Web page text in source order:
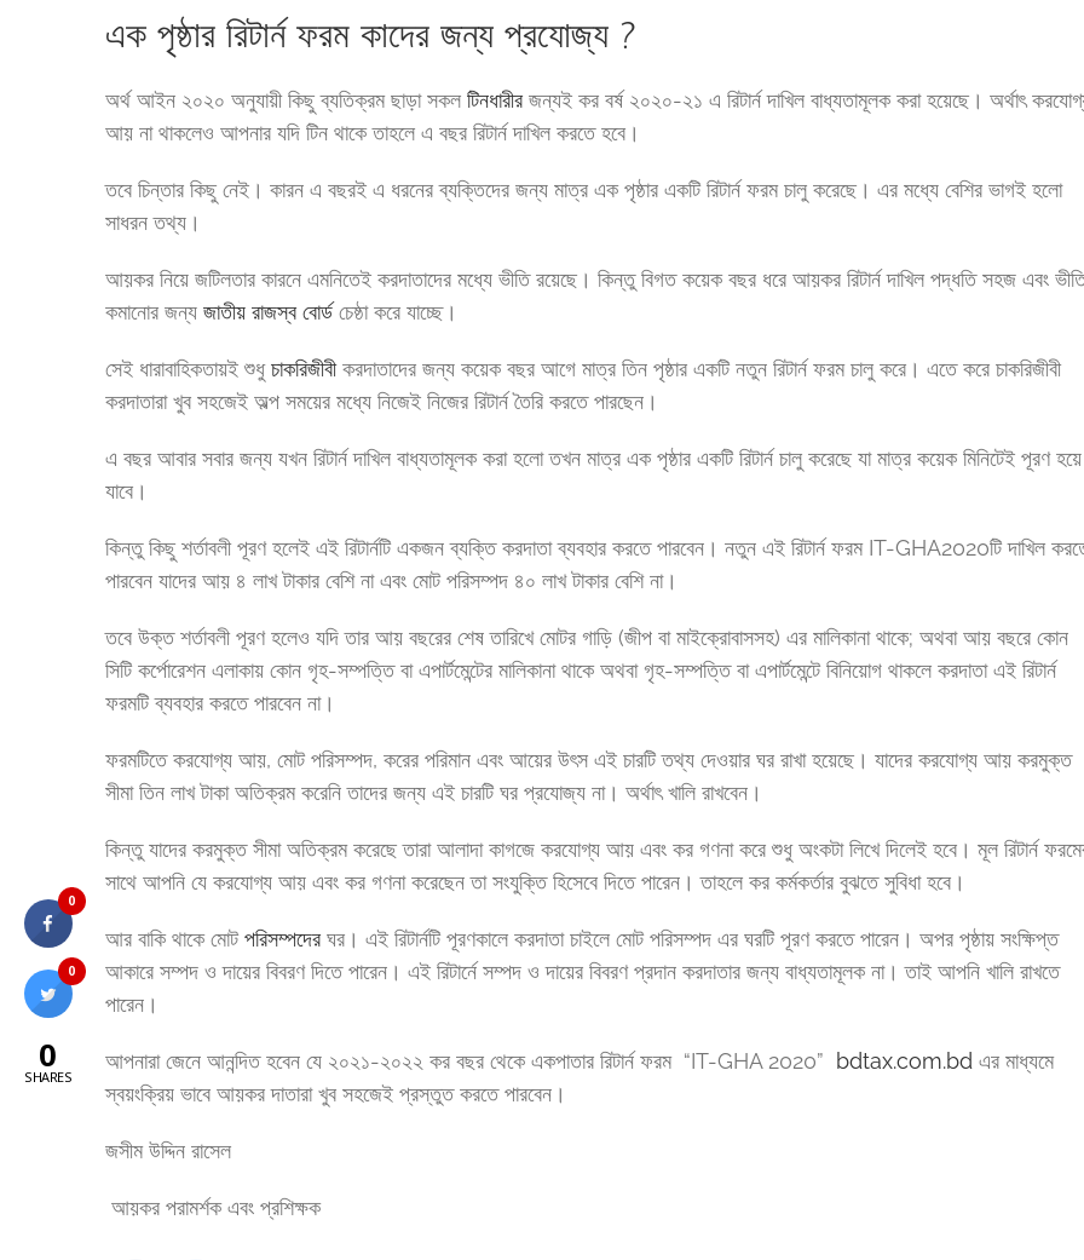
এক পৃষ্ঠার রিটার্ন ফরম কাদের জন্য প্রযোজ্য ?
অর্থ আইন ২০২০ অনুযায়ী কিছু ব্যতিক্রম ছাড়া সকল টিনধারীর জন্যই কর বর্ষ ২০২০-২১ এ রিটার্ন দাখিল বাধ্যতামূলক করা হয়েছে। অর্থাৎ
আয় না থাকলেও আপনার যদি টিন থাকে তাহলে এ বছর রিটার্ন দাখিল করতে হবে।
তবে চিন্তার কিছু নেই। কারন এ বছরই এ ধরনের ব্যক্তিদের জন্য মাত্র এক পৃষ্ঠার একটি রিটার্ন ফরম চালু করেছে। এর মধ্যে বেশির ভাগই হলো
সাধরন তথ্য।
আয়কর নিয়ে জটিলতার কারনে এমনিতেই করদাতাদের মধ্যে ভীতি রয়েছে। কিন্তু বিগত কয়েক বছর ধরে আয়কর রিটার্ন দাখিল পদ্ধতি সহজ এবং
কমানোর জন্য জাতীয় রাজস্ব বোর্ডচেষ্ঠা করে যাচ্ছে।
সেই ধারাবাহিকতায়ই শুধুচাকরিজীবীকরদাতাদের জন্য কয়েক বছর আগে মাত্র তিন পৃষ্ঠার একটি নতুন রিটার্ন ফরম চালু করে। এতে করে চাকরিজীবী
করদাতারা খুব সহজেই অল্প সময়ের মধ্যে নিজেই নিজের রিটার্ন তৈরি করতে পারছেন।
এ বছর আবার সবার জন্য যখন রিটার্ন দাখিল বাধ্যতামূলক করা হলো তখন মাত্র এক পৃষ্ঠার একটি রিটার্ন চালু করেছে যা মাত্র কয়েক মিনিটেই পূরণ হয়ে
যাবে।
কিন্তু কিছু শর্তাবলী পূরণ হলেই এই রিটার্নটি একজন ব্যক্তি করদাতা ব্যবহার করতে পারবেন। নতুন এই রিটার্ন ফরম IT-GHA2020টি দাখিল
পারবেন যাদের আয় ৪ লাখ টাকার বেশি না এবং মোট পরিসম্পদ ৪০ লাখ টাকার বেশি না।
তবে উক্ত শর্তাবলী পূরণ হলেও যদি তার আয় বছরের শেষ তারিখে মোটর গাড়ি (জীপ বা মাইক্রোবাসসহ) এর মালিকানা থাকে; অথবা আয় বছরে কোন
সিটি কর্পোরেশন এলাকায় কোন গৃহ-সম্পত্তি বা এপার্টমেন্টের মালিকানা থাকে অথবা গৃহ-সম্পত্তি বা এপার্টমেন্টে বিনিয়োগ থাকলে করদাতা এই রিটার্ন
ফরমটি ব্যবহার করতে পারবেন না।
ফরমটিতে করযোগ্য আয়, মোট পরিসম্পদ, করের পরিমান এবং আয়ের উৎস এই চারটি তথ্য দেওয়ার ঘর রাখা হয়েছে। যাদের করযোগ্য আয় করমুক্ত
সীমা তিন লাখ টাকা অতিক্রম করেনি তাদের জন্য এই চারটি ঘর প্রযোজ্য না। অর্থাৎ খালি রাখবেন।
কিন্তু যাদের করমুক্ত সীমা অতিক্রম করেছে তারা আলাদা কাগজে করযোগ্য আয় এবং কর গণনা করে শুধু অংকটা লিখে দিলেই হবে। মূল রিটার্ন
সাথে আপনি যে করযোগ্য আয় এবং কর গণনা করেছেন তা সংযুক্তি হিসেবে দিতে পারেন। তাহলে কর কর্মকর্তার বুঝতে সুবিধা হবে।
আর বাকি থাকে মোটপরিসম্পদের ঘর। এই রিটার্নটি পূরণকালে করদাতা চাইলে মোট পরিসম্পদ এর ঘরটি পূরণ করতে পারেন। অপর পৃষ্ঠায় সংক্ষিপ্ত
আকারে সম্পদ ও দায়ের বিবরণ দিতে পারেন। এই রিটার্নে সম্পদ ও দায়ের বিবরণ প্রদান করদাতার জন্য বাধ্যতামূলক না। তাই আপনি খালি রাখতে
পারেন।
আপনারা জেনে আনন্দিত হবেন যে ২০২১-২০২২ কর বছর থেকে একপাতার রিটার্ন ফরম “IT-GHA 2020” bdtax.com.bd এর মাধ্যমে
স্বয়ংক্রিয় ভাবে আয়কর দাতারা খুব সহজেই প্রস্তুত করতে পারবেন।
জসীম উদ্দিন রাসেল
আয়কর পরামর্শক এবং প্রশিক্ষক
0
0
0
SHARES